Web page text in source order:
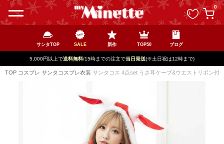
0
サンタTOP SALE 新作 TOP50 ブログ
5,000円以上で送料無料/15時までの注文で当日発送(※土日祝は12時まで)
TOP コスプレ サンタコスプレ衣装 サンタコス 4点set うさ耳ケープ&ウエストリボン付
ペー
ジト
ップ